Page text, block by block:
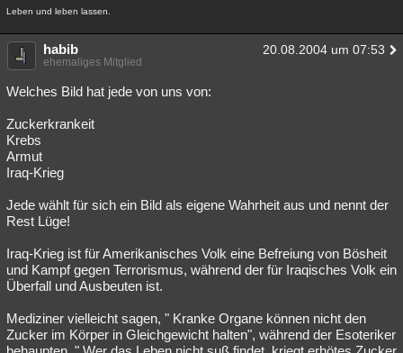
Leben und leben lassen.
habib 20.08.2004 um 07:53
ehemaliges Mitglied
Welches Bild hat jede von uns von:
Zuckerkrankeit
Krebs
Armut
Iraq-Krieg
Jede wählt für sich ein Bild als eigene Wahrheit aus und nennt der
Rest Lüge!
Iraq-Krieg ist für Amerikanisches Volk eine Befreiung von Bösheit
und Kampf gegen Terrorismus, während der für Iraqisches Volk ein
Überfall und Ausbeuten ist.
Mediziner vielleicht sagen, " Kranke Organe können nicht den
Zucker im Körper in Gleichgewicht halten", während der Esoteriker